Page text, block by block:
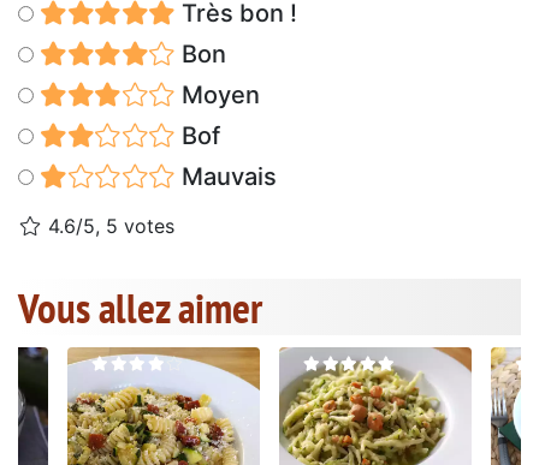
Très bon !
Bon
Moyen
Bof
Mauvais
4.6/5, 5 votes
Vous allez aimer